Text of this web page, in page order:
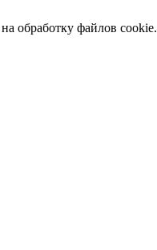
обработку файлов cookie.